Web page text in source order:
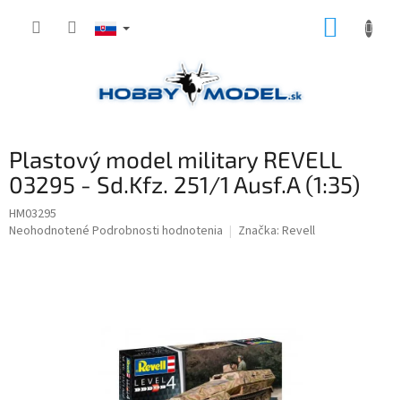
Plastový model military REVELL
03295 - Sd.Kfz. 251/1 Ausf.A (1:35)
HM03295
Priemerné
Neohodnotené Podrobnosti hodnotenia Značka: Revell